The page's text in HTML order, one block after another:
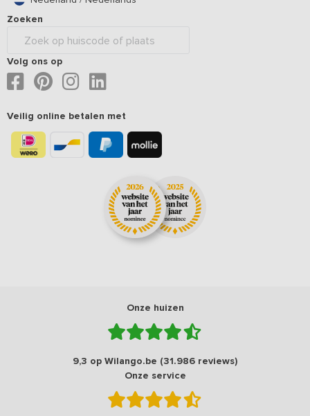
Zoeken
Volg ons op
Veilig online betalen met
Onze huizen
9,3 op Wilango.be (31.986 reviews)
Onze service